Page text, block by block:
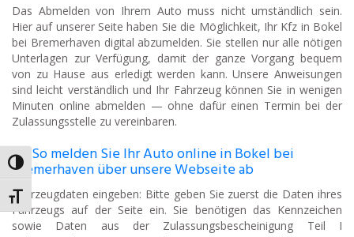
Umschalten auf hohe Kontraste
Schrift vergrößern
Das Abmelden von Ihrem Auto muss nicht umständlich sein.
Hier auf unserer Seite haben Sie die Möglichkeit, Ihr Kfz in Bokel
bei Bremerhaven digital abzumelden. Sie stellen nur alle nötigen
Unterlagen zur Verfügung, damit der ganze Vorgang bequem
von zu Hause aus erledigt werden kann. Unsere Anweisungen
sind leicht verständlich und Ihr Fahrzeug können Sie in wenigen
Minuten online abmelden — ohne dafür einen Termin bei der
Zulassungsstelle zu vereinbaren.
So melden Sie Ihr Auto online in Bokel bei
Bremerhaven über unsere Webseite ab
Fahrzeugdaten eingeben: Bitte geben Sie zuerst die Daten ihres
Fahrzeugs auf der Seite ein. Sie benötigen das Kennzeichen
sowie Daten aus der Zulassungsbescheinigung Teil I